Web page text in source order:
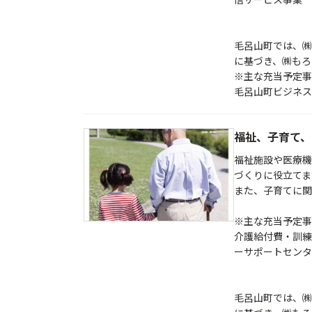
毛呂山町では、
に基づき、㈱も
※主な充当予定
毛呂山町ビジネ
福祉、子育て
福祉施設や医療
づくりに役立て
また、子育てに
※主な充当予定
介護給付費・訓
ーサポートセン
毛呂山町では、